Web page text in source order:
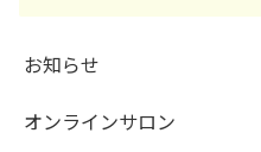
お知らせ
オンラインサロン